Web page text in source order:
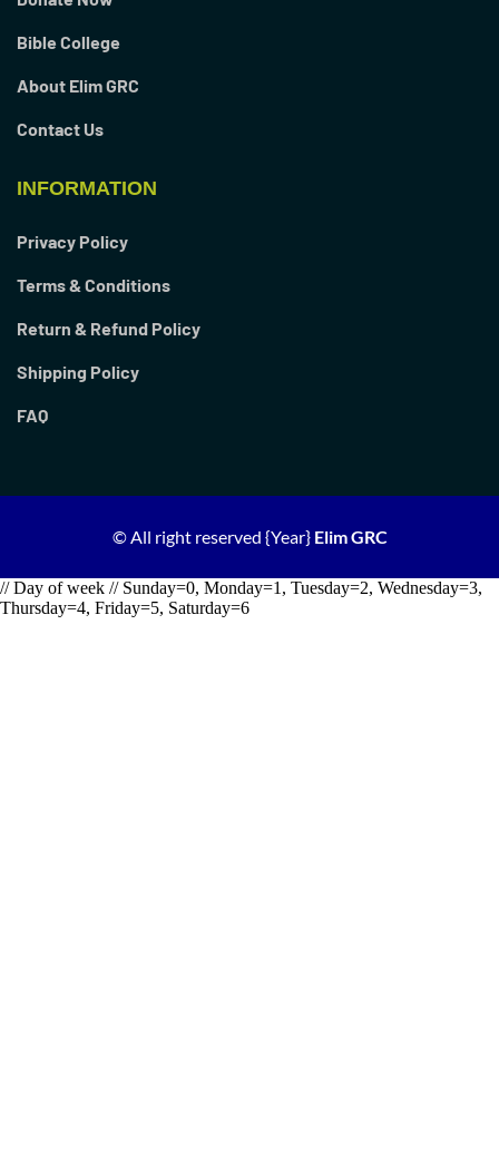
Bible College
About Elim GRC
Contact Us
INFORMATION
Privacy Policy
Terms & Conditions
Return & Refund Policy
Shipping Policy
FAQ
© All right reserved {Year} Elim GRC
// Day of week // Sunday=0, Monday=1, Tuesday=2, Wednesday=3,
Thursday=4, Friday=5, Saturday=6